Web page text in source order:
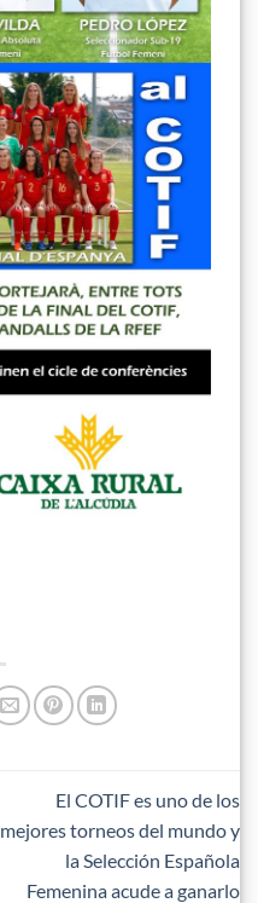
El COTIF es uno de los
mejores torneos del mundo y
la Selección Española
Femenina acude a ganarlo